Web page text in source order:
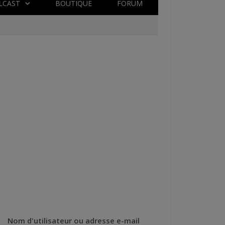
BOUTIQUE FORUM
Nom d'utilisateur ou adresse e-mail